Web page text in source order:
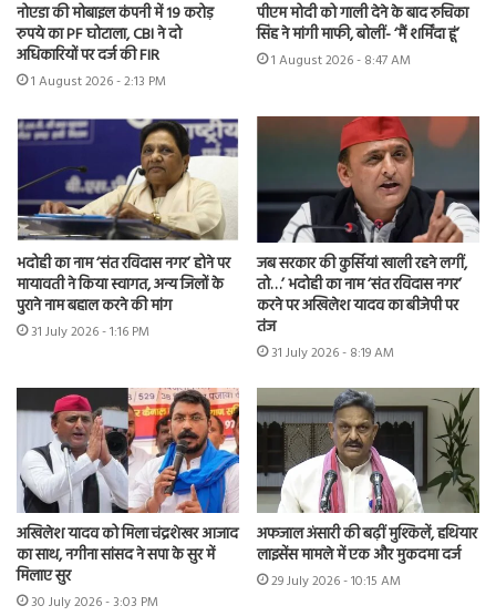
नोएडा की मोबाइल कंपनी में 19 करोड़
रुपये का PF घोटाला, CBI ने दो
अधिकारियों पर दर्ज की FIR
1 August 2026 - 2:13 PM
पीएम मोदी को गाली देने के बाद रुचिका
सिंह ने मांगी माफी, बोलीं- ‘मैं शर्मिंदा हूं’
1 August 2026 - 8:47 AM
भदोही का नाम ‘संत रविदास नगर’ होने पर
मायावती ने किया स्वागत, अन्य जिलों के
पुराने नाम बहाल करने की मांग
31 July 2026 - 1:16 PM
जब सरकार की कुर्सियां खाली रहने लगीं,
तो…’ भदोही का नाम ‘संत रविदास नगर’
करने पर अखिलेश यादव का बीजेपी पर
तंज
31 July 2026 - 8:19 AM
अखिलेश यादव को मिला चंद्रशेखर आजाद
का साथ, नगीना सांसद ने सपा के सुर में
मिलाए सुर
30 July 2026 - 3:03 PM
अफजाल अंसारी की बढ़ीं मुश्किलें, हथियार
लाइसेंस मामले में एक और मुकदमा दर्ज
29 July 2026 - 10:15 AM